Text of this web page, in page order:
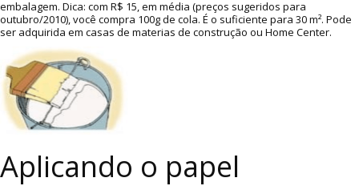
embalagem. Dica: com R$ 15, em média (preços sugeridos para
outubro/2010), você compra 100g de cola. É o suficiente para 30 m². Pode
ser adquirida em casas de materias de construção ou Home Center.
Aplicando o papel